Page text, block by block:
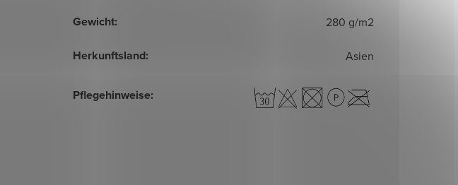
Gewicht: 280 g/m2
Herkunftsland: Asien
Pflegehinweise: